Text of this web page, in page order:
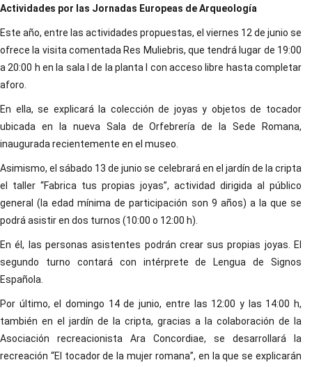
Actividades por las Jornadas Europeas de Arqueología
Este año, entre las actividades propuestas, el viernes 12 de junio se
ofrece la visita comentada Res Muliebris, que tendrá lugar de 19:00
a 20:00 h en la sala I de la planta I con acceso libre hasta completar
aforo.
En ella, se explicará la colección de joyas y objetos de tocador
ubicada en la nueva Sala de Orfebrería de la Sede Romana,
inaugurada recientemente en el museo.
Asimismo, el sábado 13 de junio se celebrará en el jardín de la cripta
el taller “Fabrica tus propias joyas”, actividad dirigida al público
general (la edad mínima de participación son 9 años) a la que se
podrá asistir en dos turnos (10:00 o 12:00 h).
En él, las personas asistentes podrán crear sus propias joyas. El
segundo turno contará con intérprete de Lengua de Signos
Española.
Por último, el domingo 14 de junio, entre las 12:00 y las 14:00 h,
también en el jardín de la cripta, gracias a la colaboración de la
Asociación recreacionista Ara Concordiae, se desarrollará la
recreación “El tocador de la mujer romana”, en la que se explicarán